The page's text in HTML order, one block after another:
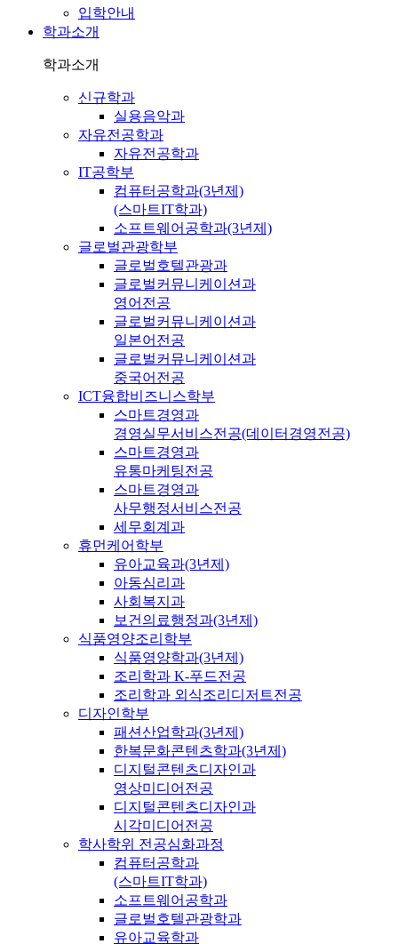
입학안내
학과소개
학과소개
신규학과
실용음악과
자유전공학과
자유전공학과
IT공학부
컴퓨터공학과(3년제)
(스마트IT학과)
소프트웨어공학과(3년제)
글로벌관광학부
글로벌호텔관광과
글로벌커뮤니케이션과
영어전공
글로벌커뮤니케이션과
일본어전공
글로벌커뮤니케이션과
중국어전공
ICT융합비즈니스학부
스마트경영과
경영실무서비스전공(데이터경영전공)
스마트경영과
유통마케팅전공
스마트경영과
사무행정서비스전공
세무회계과
휴먼케어학부
유아교육과(3년제)
아동심리과
사회복지과
보건의료행정과(3년제)
식품영양조리학부
식품영양학과(3년제)
조리학과 K-푸드전공
조리학과 외식조리디저트전공
디자인학부
패션산업학과(3년제)
한복문화콘텐츠학과(3년제)
디지털콘텐츠디자인과
영상미디어전공
디지털콘텐츠디자인과
시각미디어전공
학사학위 전공심화과정
컴퓨터공학과
(스마트IT학과)
소프트웨어공학과
글로벌호텔관광학과
유아교육학과